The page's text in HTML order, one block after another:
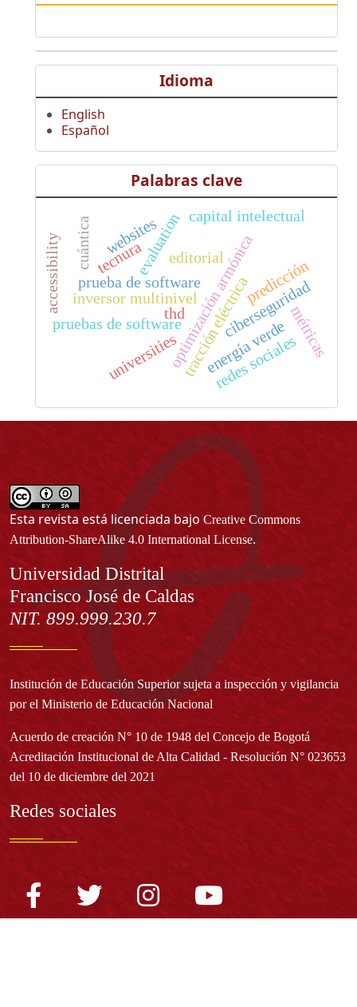
Idioma
English
Español
Palabras clave
editorial
tecnura
inversor multiniveloptimización armónica
thdtracción eléctrica
energía verde
pruebas de software
prueba de software
accessibility evaluation
websites
universities
ciberseguridad
cuántica
métricas
redes sociales
predicción
capital intelectual
Esta revista está licenciada bajo Creative Commons
Attribution-ShareAlike 4.0 International License.
Información
Universidad Distrital
Francisco José de Caldas
NIT. 899.999.230.7
Institución de Educación Superior sujeta a inspección y vigilancia
por el Ministerio de Educación Nacional
Acuerdo de creación N° 10 de 1948 del Concejo de Bogotá
Acreditación Institucional de Alta Calidad - Resolución N° 023653
del 10 de diciembre del 2021
Redes sociales